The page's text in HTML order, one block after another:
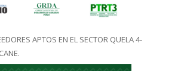
APTOS EN EL SECTOR QUELA 4-